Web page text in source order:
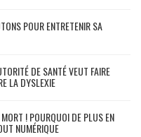
POUR ENTRETENIR SA
DE SANTÉ VEUT FAIRE
LA DYSLEXIE
! POURQUOI DE PLUS EN
NUMÉRIQUE